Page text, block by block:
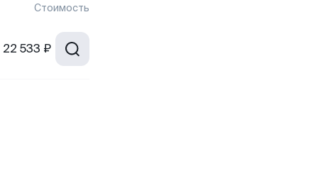
Стоимость
22 533 ₽